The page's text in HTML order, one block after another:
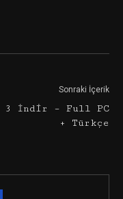
Sonraki İçerik
3 İndir – Full PC
+ Türkçe